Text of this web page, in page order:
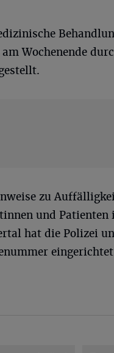
Wochenende
zu
und
hat die Polizei